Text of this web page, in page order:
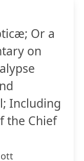
Or a
on
Including
the Chief